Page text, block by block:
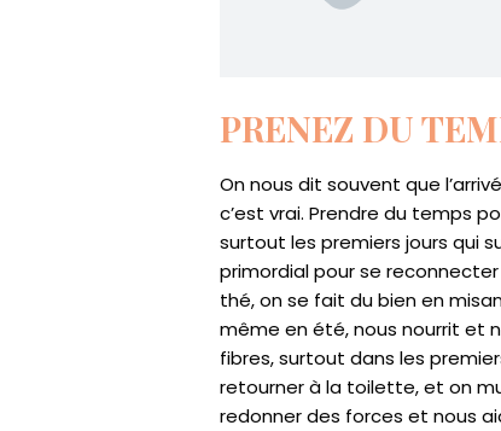
PRENEZ DU
On nous dit souvent que
c’est vrai. Prendre du temps
surtout les premiers jours qui
primordial pour se
thé, on se fait du bien en
même en été, nous nourrit et
fibres, surtout dans les
retourner à la toilette, et on
redonner des forces et nous